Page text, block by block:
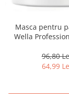
Masca pentru
Wella
96,80
64,99